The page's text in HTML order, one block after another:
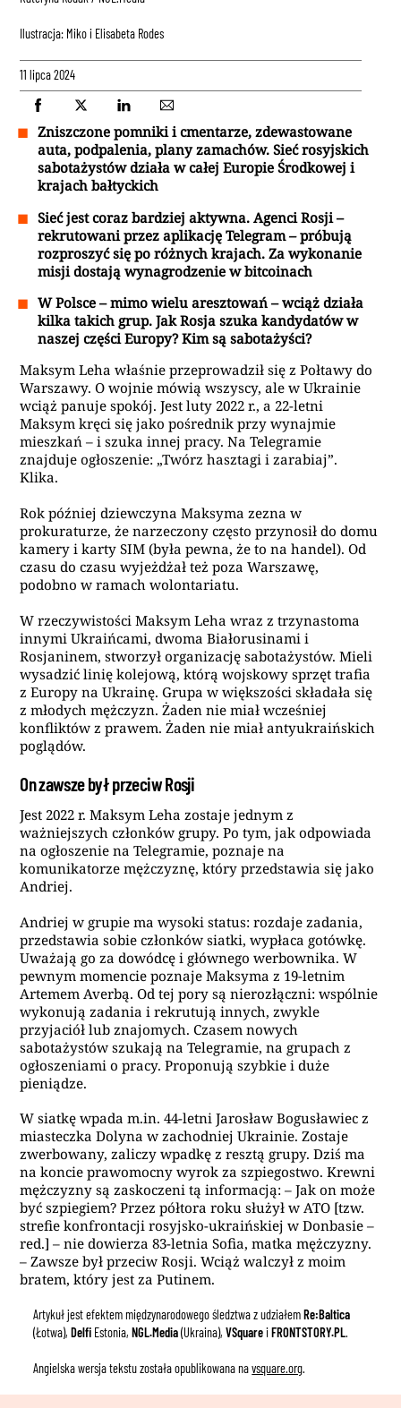
Ilustracja: Miko i Elisabeta Rodes
11 lipca 2024
Zniszczone pomniki i cmentarze, zdewastowane
auta, podpalenia, plany zamachów. Sieć rosyjskich
sabotażystów działa w całej Europie Środkowej i
krajach bałtyckich
Sieć jest coraz bardziej aktywna. Agenci Rosji –
rekrutowani przez aplikację Telegram–próbują
rozproszyć się po różnych krajach. Za wykonanie
misji dostają wynagrodzenie w bitcoinach
W Polsce – mimo wielu aresztowań – wciąż działa
kilka takich grup. Jak Rosja szuka kandydatów w
naszej części Europy? Kim są sabotażyści?
Maksym Leha właśnie przeprowadził się z Połtawy do
Warszawy. O wojnie mówią wszyscy, ale w Ukrainie
wciąż panuje spokój. Jest luty 2022 r., a 22-letni
Maksym kręci się jako pośrednik przy wynajmie
mieszkań – i szuka innej pracy. Na Telegramie
znajduje ogłoszenie: „Twórz hasztagi i zarabiaj”.
Klika.
Rok później dziewczyna Maksyma zezna w
prokuraturze, że narzeczony często przynosił do domu
kamery i karty SIM (była pewna, że to na handel). Od
czasu do czasu wyjeżdżał też poza Warszawę,
podobno w ramach wolontariatu.
W rzeczywistości Maksym Leha wraz z trzynastoma
innymi Ukraińcami, dwoma Białorusinami i
Rosjaninem, stworzył organizację sabotażystów. Mieli
wysadzić linię kolejową, którą wojskowy sprzęt trafia
z Europy na Ukrainę. Grupa w większości składała się
z młodych mężczyzn. Żaden nie miał wcześniej
konfliktów z prawem. Żaden nie miał antyukraińskich
poglądów.
On zawsze był przeciw Rosji
Jest 2022 r. Maksym Leha zostaje jednym z
ważniejszych członków grupy. Po tym, jak odpowiada
na ogłoszenie na Telegramie, poznaje na
komunikatorze mężczyznę, który przedstawia się jako
Andriej.
Andriej w grupie ma wysoki status: rozdaje zadania,
przedstawia sobie członków siatki, wypłaca gotówkę.
Uważają go za dowódcę i głównego werbownika. W
pewnym momencie poznaje Maksyma z 19-letnim
Artemem Averbą. Od tej pory są nierozłączni: wspólnie
wykonują zadania i rekrutują innych, zwykle
przyjaciół lub znajomych. Czasem nowych
sabotażystów szukają na Telegramie, na grupach z
ogłoszeniami o pracy. Proponują szybkie i duże
pieniądze.
W siatkę wpada m.in. 44-letni Jarosław Bogusławiec z
miasteczka Dolyna w zachodniej Ukrainie. Zostaje
zwerbowany, zaliczy wpadkę z resztą grupy. Dziś ma
na koncie prawomocny wyrok za szpiegostwo. Krewni
mężczyzny są zaskoczeni tą informacją: – Jak on może
być szpiegiem? Przez półtora roku służył w ATO [tzw.
strefie konfrontacji rosyjsko-ukraińskiej w Donbasie –
red.] – nie dowierza 83-letnia Sofia, matka mężczyzny.
– Zawsze był przeciw Rosji. Wciąż walczył z moim
bratem, który jest za Putinem.
Artykuł jest efektem międzynarodowego śledztwa z udziałemRe:Baltica
(Łotwa),Delfi Estonia,NGL.Media(Ukraina),VSquareiFRONTSTORY.PL.
Angielska wersja tekstu została opublikowana navsquare.org.